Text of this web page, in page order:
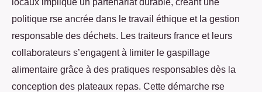
politique rse ancrée dans le travail éthique et la gestion
responsable des déchets. Les traiteurs france et leurs
collaborateurs s’engagent à limiter le gaspillage
alimentaire grâce à des pratiques responsables dès la
conception des plateaux repas. Cette démarche rse